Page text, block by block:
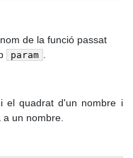
de la funció passat
param .
el quadrat d'un nombre i
un nombre.